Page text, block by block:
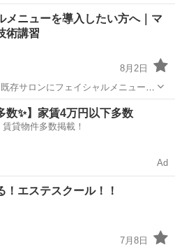
でもいま現在のサロ フェイシャル
メニューを導入したい方へ｜マ
術講習
8月2日
ロンを始めたい方 ✔ 美容や癒しの
イシャル技術を基礎から学びたい方
駅 エステ フェイシャル
数✨】家賃4万円以下多数
賃貸物件多数掲載！
Ad
！エステスクール！！
7月8日